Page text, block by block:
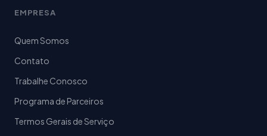
EMPRESA
Quem Somos
Contato
Trabalhe Conosco
Programa de Parceiros
Termos Gerais de Serviço